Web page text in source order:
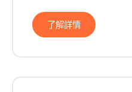
了解詳情